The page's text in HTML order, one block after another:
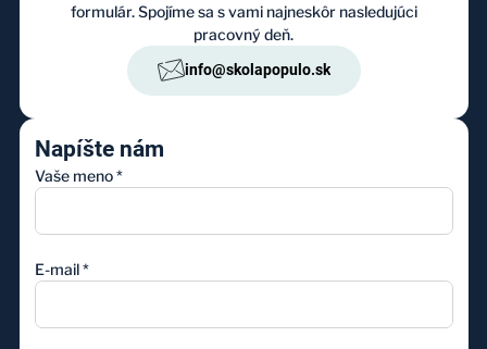
formulár. Spojíme sa s vami najneskôr nasledujúci
pracovný deň.
info@skolapopulo.sk
Napíšte nám
Vaše meno *
E-mail *